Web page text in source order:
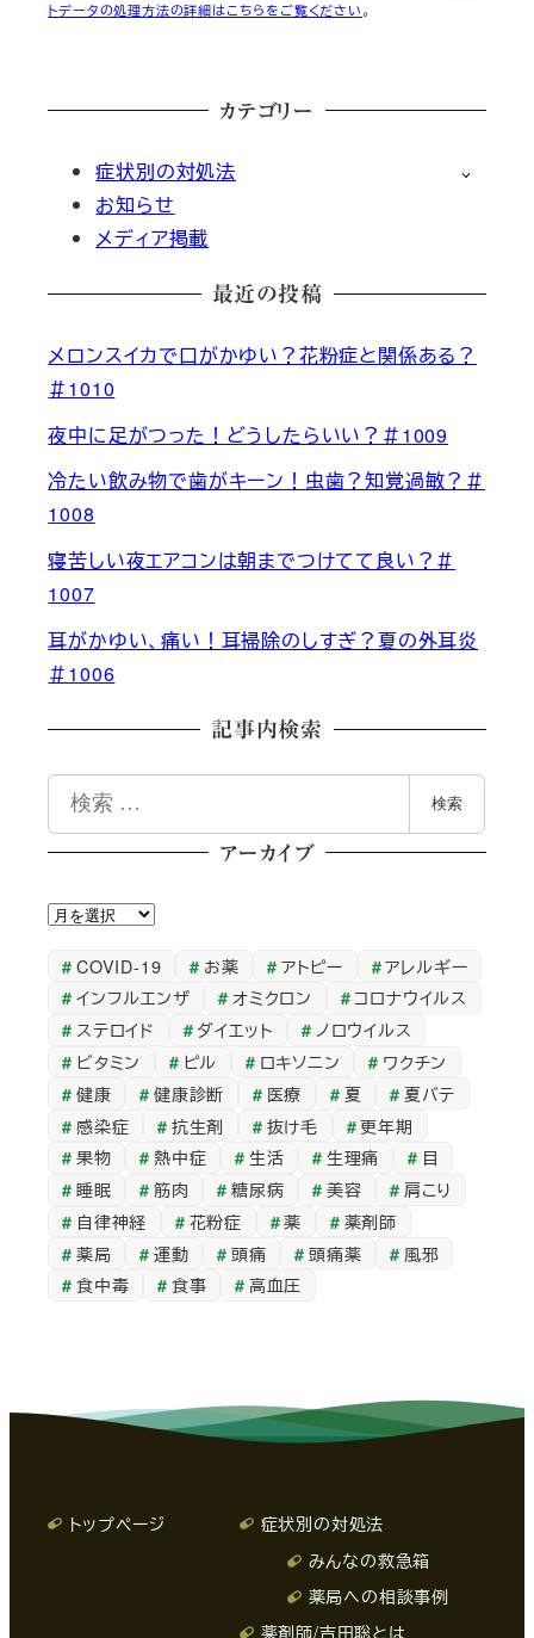
トデータの処理方法の詳細はこちらをご覧ください。
カテゴリー
症状別の対処法
お知らせ
メディア掲載
最近の投稿
メロンスイカで口がかゆい？花粉症と関係ある？
＃1010
夜中に足がつった！どうしたらいい？＃1009
冷たい飲み物で歯がキーン！虫歯？知覚過敏？＃
1008
寝苦しい夜エアコンは朝までつけてて良い？＃
1007
耳がかゆい、痛い！耳掃除のしすぎ？夏の外耳炎
＃1006
記事内検索
索
検索
アーカイブ
ア
カ
イ
ブ
COVID-19 お薬 アトピー
アレルギー
インフルエンザ
オミクロン
コロナウイルス
ステロイド
ダイエット
ノロウイルス
ビタミン
ピル ロキソニン
ワクチン
健康
健康診断 医療 夏
夏バテ
感染症
抗生剤 抜け毛
更年期
果物
熱中症 生活 生理痛
目
睡眠
筋肉 糖尿病 美容
肩こり
自律神経
花粉症 薬
薬剤師
薬局
運動 頭痛 頭痛薬
風邪
食中毒
食事 高血圧
トップページ
症状別の対処法
みんなの救急箱
薬局への相談事例
薬剤師/吉田聡とは